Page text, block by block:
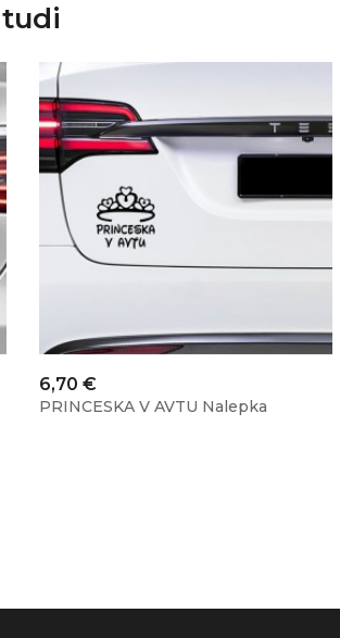
Cena
6,70 €
PRINCESKA V AVTU Nalepka